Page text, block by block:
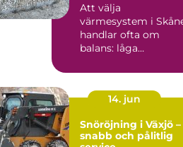
Att välja
värmesystem i
handlar ofta om
balans: låga
14. jun
Snöröjning i Växjö –
snabb och pålitlig